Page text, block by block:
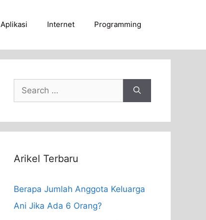
Aplikasi Internet Programming
Search
for:
Arikel Terbaru
Berapa Jumlah Anggota Keluarga
Ani Jika Ada 6 Orang?